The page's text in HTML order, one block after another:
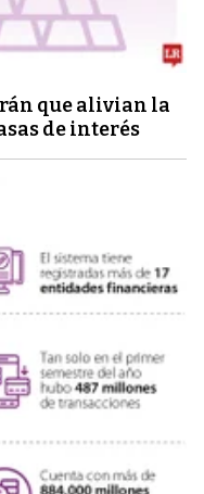
que alivian la
de interés